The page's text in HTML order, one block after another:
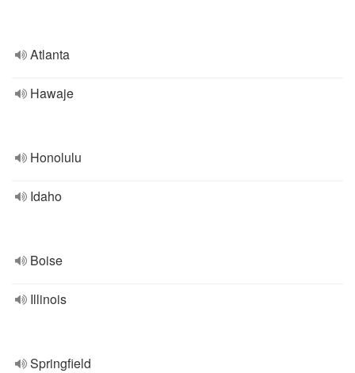
Atlanta
Hawaje
Honolulu
Idaho
Boise
Illinois
Springfield